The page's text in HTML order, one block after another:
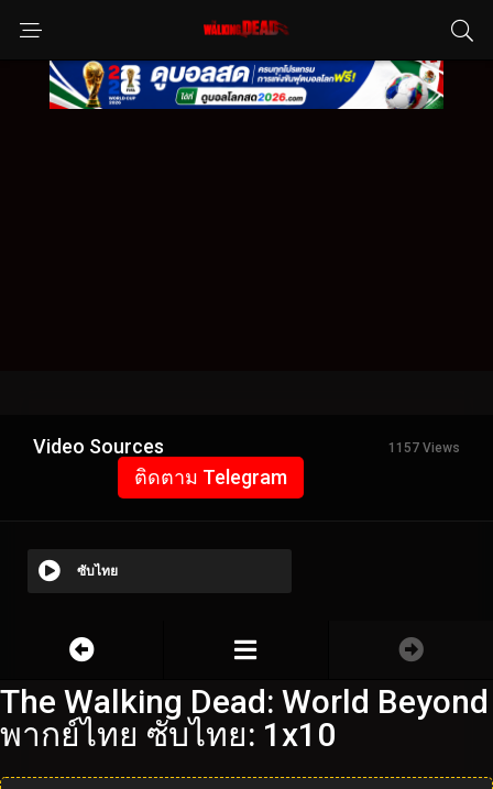
Video Sources 1157 Views
ติดตาม Telegram
ซับไทย
The Walking Dead: World Beyond
พากย์ไทย ซับไทย: 1x10